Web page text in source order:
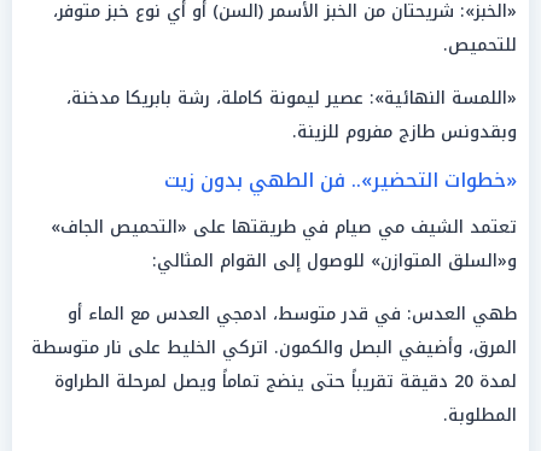
«الخبز»: شريحتان من الخبز الأسمر (السن) أو أي نوع خبز متوفر،
للتحميص.
«اللمسة النهائية»: عصير ليمونة كاملة، رشة بابريكا مدخنة،
وبقدونس طازج مفروم للزينة.
«خطوات التحضير».. فن الطهي بدون زيت
تعتمد الشيف مي صيام في طريقتها على «التحميص الجاف»
و«السلق المتوازن» للوصول إلى القوام المثالي:
طهي العدس: في قدر متوسط، ادمجي العدس مع الماء أو
المرق، وأضيفي البصل والكمون. اتركي الخليط على نار متوسطة
لمدة 20 دقيقة تقريباً حتى ينضج تماماً ويصل لمرحلة الطراوة
المطلوبة.